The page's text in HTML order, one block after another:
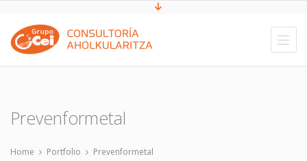
Prevenformetal
Home Portfolio Prevenformetal